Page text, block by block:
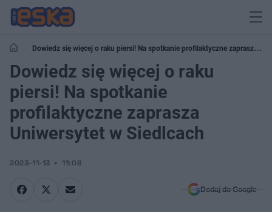
Dowiedz się więcej o raku piersi! Na spotkanie profilaktyczne zaprasza
Uniwersytet w Siedlcach
Dowiedz się więcej o raku
piersi! Na spotkanie
profilaktyczne zaprasza
Uniwersytet w Siedlcach
2023-11-13 11:08
Dodaj do Google